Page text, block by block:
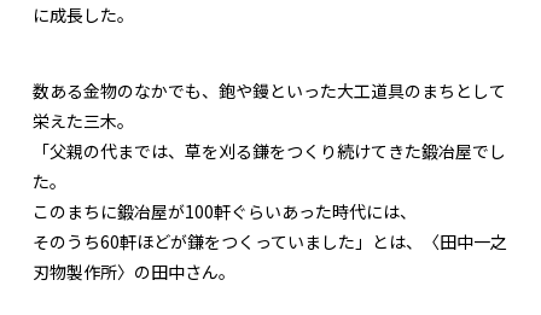
に成長した。
数ある金物のなかでも、鉋や鏝といった大工道具のまちとして
栄えた三木。
「父親の代までは、草を刈る鎌をつくり続けてきた鍛冶屋でし
た。
このまちに鍛冶屋が100軒ぐらいあった時代には、
そのうち60軒ほどが鎌をつくっていました」とは、〈田中一之
刃物製作所〉の田中さん。